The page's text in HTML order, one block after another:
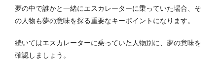
夢の中で誰かと一緒にエスカレーターに乗っていた場合、そ
の人物も夢の意味を探る重要なキーポイントになります。
続いてはエスカレーターに乗っていた人物別に、夢の意味を
確認しましょう。